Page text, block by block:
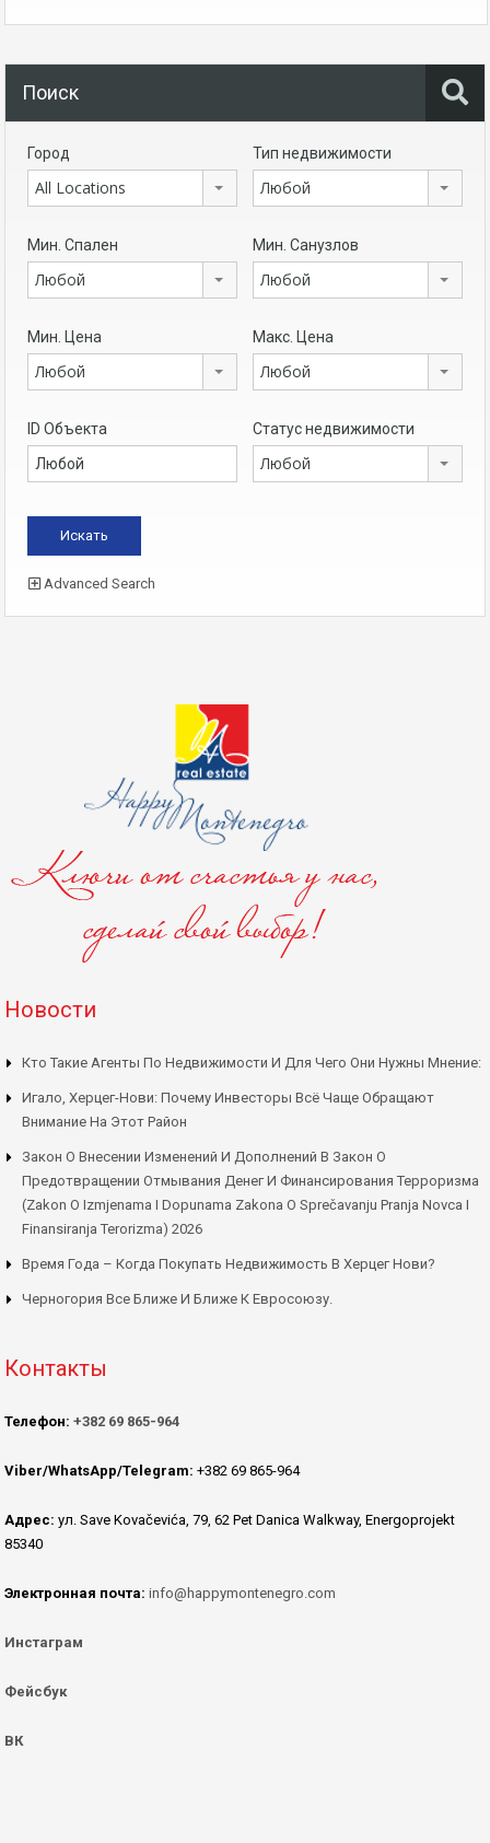
Поиск
Город
All Locations
Тип недвижимости
Любой
Мин. Спален
Любой
Мин. Санузлов
Любой
Мин. Цена
Любой
Макс. Цена
Любой
ID Объекта Статус недвижимости
Любой
Advanced Search
Новости
Кто Такие Агенты По Недвижимости И Для Чего Они Нужны Мнение:
Игало, Херцег-Нови: Почему Инвесторы Всё Чаще Обращают
Внимание На Этот Район
Закон О Внесении Изменений И Дополнений В Закон О
Предотвращении Отмывания Денег И Финансирования Терроризма
(Zakon O Izmjenama I Dopunama Zakona O Sprečavanju Pranja Novca I
Finansiranja Terorizma) 2026
Время Года – Когда Покупать Недвижимость В Херцег Нови?
Черногория Все Ближе И Ближе К Евросоюзу.
Контакты
Телефон: +382 69 865-964
Viber/WhatsApp/Telegram: +382 69 865-964
Адрес: ул. Save Kovačevića, 79, 62 Pet Danica Walkway, Energoprojekt
85340
Электронная почта: info@happymontenegro.com
Инстаграм
Фейсбук
ВК